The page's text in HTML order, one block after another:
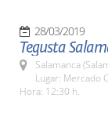
28/03/2019
Tegusta
Salamanca
Lugar: Mercado
Hora: 12:30 h.